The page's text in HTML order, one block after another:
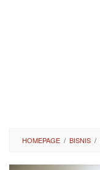
HOMEPAGE / BISNIS /